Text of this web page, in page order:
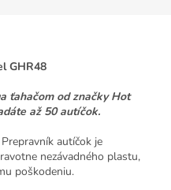
GHR48
ťahačom od značky Hot
až 50 autíčok.
autíčok je
nezávadného plastu,
poškodeniu.